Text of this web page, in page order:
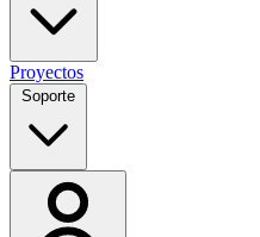
Proyectos
Soporte